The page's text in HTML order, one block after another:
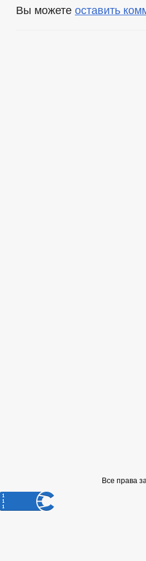
Вы можете оставить
Все права